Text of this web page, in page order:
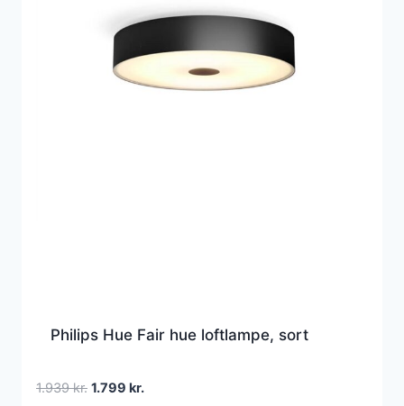
Philips Hue Fair hue loftlampe, sort
1.939kr. Den
1.799 kr.Den